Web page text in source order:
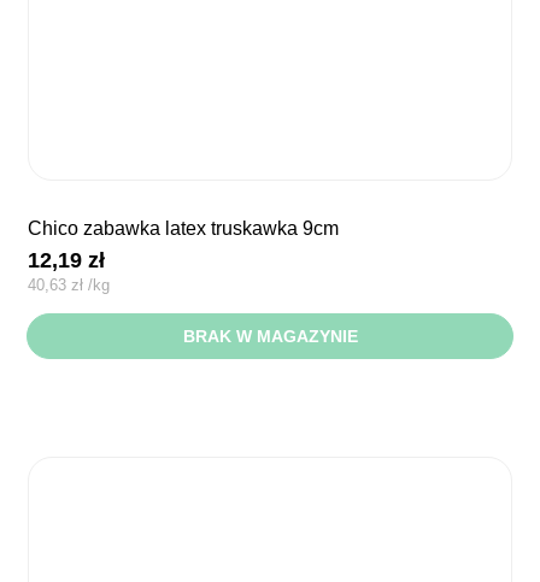
chico zabawka latex truskawka 9cm
12,19zł
40,63 zł /kg
BRAK W MAGAZYNIE